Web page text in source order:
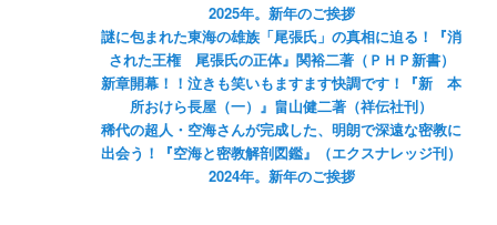
2025年。新年のご挨拶
謎に包まれた東海の雄族「尾張氏」の真相に迫る！『消
された王権 尾張氏の正体』関裕二著（ＰＨＰ新書）
新章開幕！！泣きも笑いもますます快調です！『新 本
所おけら長屋（一）』畠山健二著（祥伝社刊）
稀代の超人・空海さんが完成した、明朗で深遠な密教に
出会う！『空海と密教解剖図鑑』（エクスナレッジ刊）
2024年。新年のご挨拶